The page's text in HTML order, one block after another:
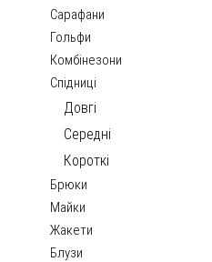
Сарафани
Гольфи
Комбінезони
Спідниці
Довгі
Середні
Короткі
Брюки
Майки
Жакети
Блузи